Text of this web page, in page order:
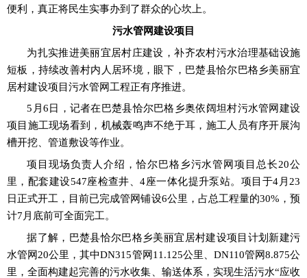
便利，真正将民生实事办到了群众的心坎上。
污水管网建设项目
为扎实推进美丽宜居村庄建设，补齐农村污水治理基础设施
短板，持续改善村内人居环境 ， 眼下，巴楚县恰尔巴格乡美丽宜
居村建设项目污水管网工程正有序推进。
5月6日，记者在 巴楚县恰尔巴格乡奥依阔坦村污水管网建设
项目施工现场看到，机械轰鸣声不绝于耳，施工人员有序开展沟
槽开挖、管道敷设等作业。
项目现场负责人介绍，恰尔巴格乡污水管网项目总长20公
里，配套建设547座检查井、4座一体化提升泵站。项目于4月23
日正式开工，目前已完成管网铺设6公里，占总工程量的30%，预
计7月底前可全面完工。
据了解，巴楚县恰尔巴格乡美丽宜居村建设项目计划新建污
水管网20公里，其中DN315管网11.125公里、DN110管网8.875公
里，全面构建起完善的污水收集、输送体系，实现生活污水“应收